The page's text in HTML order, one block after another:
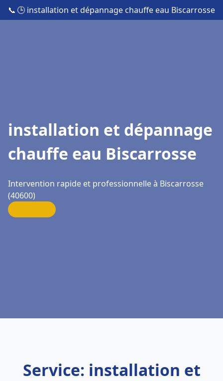
📞 🕒 installation et dépannage chauffe eau Biscarrosse
installation et dépannage
chauffe eau Biscarrosse
Intervention rapide et professionnelle à Biscarrosse
(40600)
Service: installation et